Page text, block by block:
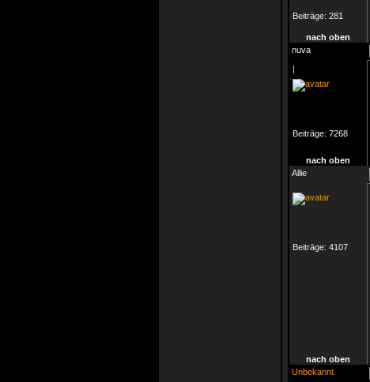
Beiträge: 281
nach oben
nuva
|
Beiträge: 7268
nach oben
Allie
Beiträge: 4107
nach oben
Unbekannt